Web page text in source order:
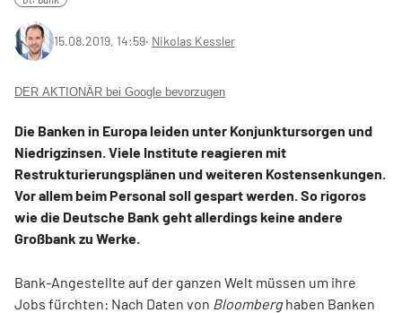
15.08.2019, 14:59‧ Nikolas Kessler
DER AKTIONÄR bei Google bevorzugen
Die Banken in Europa leiden unter Konjunktursorgen und
Niedrigzinsen. Viele Institute reagieren mit
Restrukturierungsplänen und weiteren Kostensenkungen.
Vor allem beim Personal soll gespart werden. So rigoros
wie die Deutsche Bank geht allerdings keine andere
Großbank zu Werke.
Bank-Angestellte auf der ganzen Welt müssen um ihre
Jobs fürchten: Nach Daten von Bloomberghaben Banken